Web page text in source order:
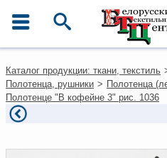
Каталог
Ткани
Домашний текстиль
Одежда
Текстиль для ресторанов и
Каталог продукции: ткани, текстиль
Полотенца, рушники > Полотенца
Полотенце "В кофейне 3" рис. 1036